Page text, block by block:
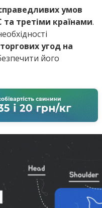
умов
третіми країнами.
угод на
його